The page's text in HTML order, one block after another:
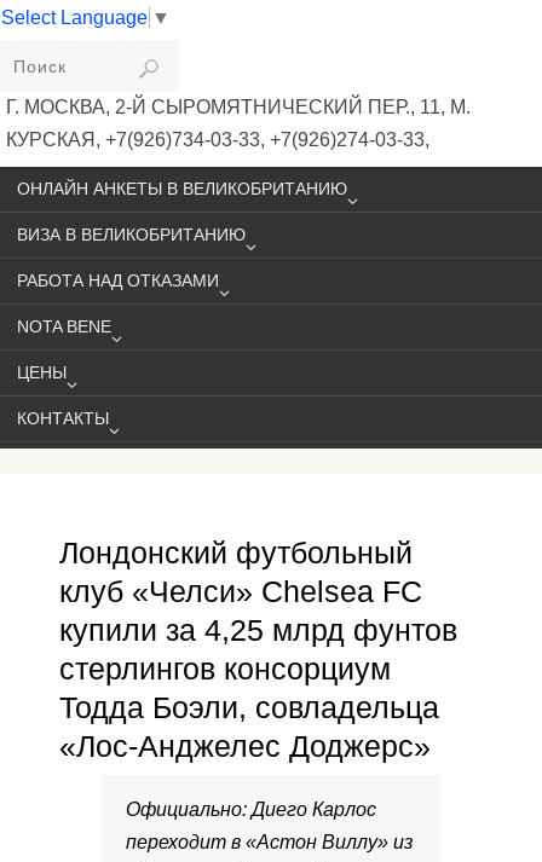
Select Language ▼
VIKIVISA
Г. МОСКВА, 2-Й СЫРОМЯТНИЧЕСКИЙ ПЕР., 11, М.
КУРСКАЯ, +7(926)734-03-33, +7(926)274-03-33,
VISA@VIKIVISA.RU
ОНЛАЙН АНКЕТЫ В ВЕЛИКОБРИТАНИЮ
ВИЗА В ВЕЛИКОБРИТАНИЮ
РАБОТА НАД ОТКАЗАМИ
NOTA BENE
ЦЕНЫ
КОНТАКТЫ
Лондонский футбольный
клуб «Челси» Chelsea FC
купили за 4,25 млрд фунтов
стерлингов консорциум
Тодда Боэли, совладельца
«Лос-Анджелес Доджерс»
Официально: Диего Карлос
переходит в «Астон Виллу» из